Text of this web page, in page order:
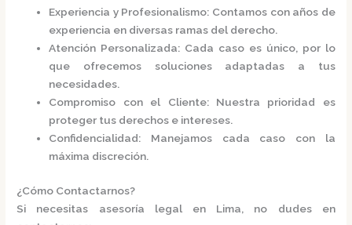
Experiencia y Profesionalismo: Contamos con años de
experiencia en diversas ramas del derecho.
Atención Personalizada: Cada caso es único, por lo
que ofrecemos soluciones adaptadas a tus
necesidades.
Compromiso con el Cliente: Nuestra prioridad es
proteger tus derechos e intereses.
Confidencialidad: Manejamos cada caso con la
máxima discreción.​
¿Cómo Contactarnos?
Si necesitas asesoría legal en Lima, no dudes en